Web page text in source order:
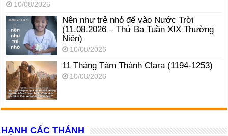
10/08/2026
Nên như trẻ nhỏ để vào Nước Trời
(11.08.2026 – Thứ Ba Tuần XIX Thường
Niên)
10/08/2026
11 Tháng Tám Thánh Clara (1194-1253)
10/08/2026
HẠNH CÁC THÁNH